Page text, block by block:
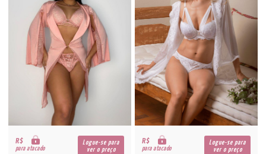
R$
para atacado
Logue-se para
ver o preço
R$
para atacado
Logue-se para
ver o preço